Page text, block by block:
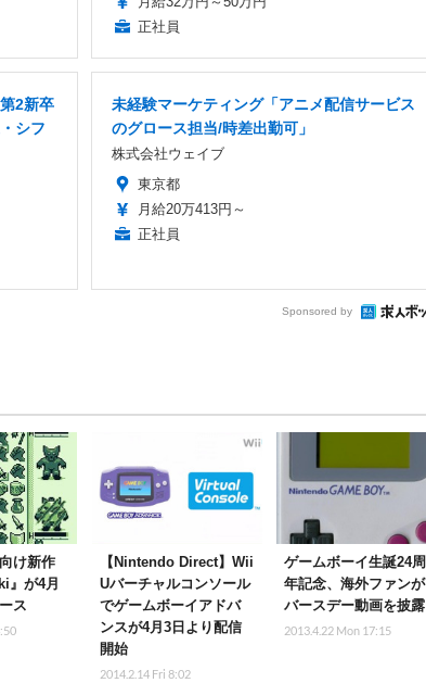
正社員
2新卒
シフ
未経験マーケティング「アニメ配信サービス
のグロース担当/時差出勤可」
株式会社ウェイブ
東京都
月給20万413円～
正社員
Sponsored by
け新作
』が4月
ス
【Nintendo Direct】Wii
Uバーチャルコンソール
でゲームボーイアドバ
ンスが4月3日より配信
開始
2014.2.14 Fri 8:02
ゲームボーイ生誕24周
年記念、海外ファンが
バースデー動画を披露
2013.4.22 Mon 17:15